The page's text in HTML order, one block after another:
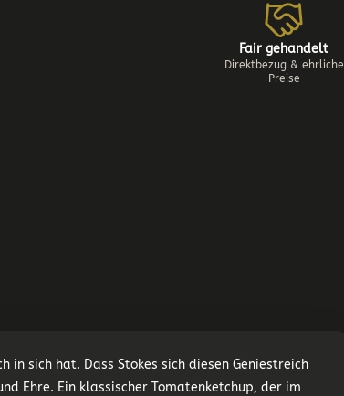
Fair gehandelt
Direktbezug & ehrliche
Preise
sich hat. Dass Stokes sich diesen Geniestreich
Ehre. Ein klassischer Tomatenketchup, der im